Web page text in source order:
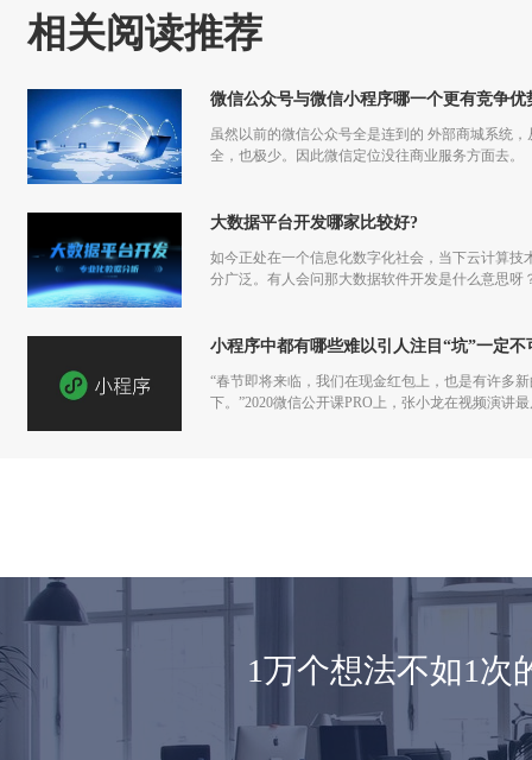
相关阅读推荐
微信公众号与微信小程序哪一个更有竞争优
虽然以前的微信公众号全是连到的 外部商城系统
全，也极少。因此微信定位没往商业服务方面去。
大数据平台开发哪家比较好?
如今正处在一个信息化数字化社会，当下云计算
分广泛。有人会问那大数据软件开发是什么意思呀
小程序中都有哪些难以引人注目“坑”一定不
“春节即将来临，我们在现金红包上，也是有许多
下。”2020微信公开课PRO上，张小龙在视频演讲
1万个想法不如1次